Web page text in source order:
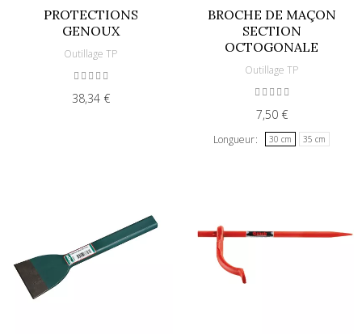
PROTECTIONS
GENOUX
Outillage TP
38,34 €
BROCHE DE MAÇON
SECTION
OCTOGONALE
Outillage TP
7,50 €
Longueur 30 cm 35 cm